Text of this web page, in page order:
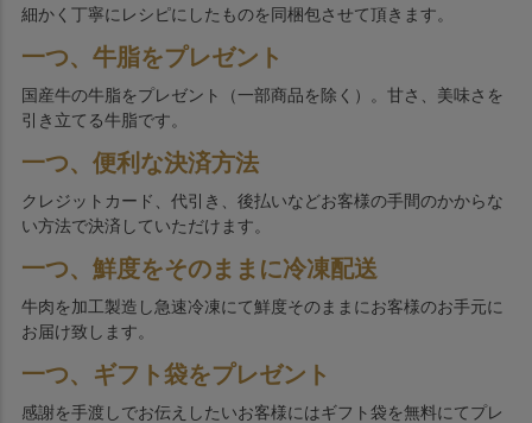
細かく丁寧にレシピにしたものを同梱包させて頂きます。
一つ、牛脂をプレゼント
国産牛の牛脂をプレゼント（一部商品を除く）。甘さ、美味さを
引き立てる牛脂です。
一つ、便利な決済方法
クレジットカード、代引き、後払いなどお客様の手間のかからな
い方法で決済していただけます。
一つ、鮮度をそのままに冷凍配送
牛肉を加工製造し急速冷凍にて鮮度そのままにお客様のお手元に
お届け致します。
一つ、ギフト袋をプレゼント
感謝を手渡しでお伝えしたいお客様にはギフト袋を無料にてプレ